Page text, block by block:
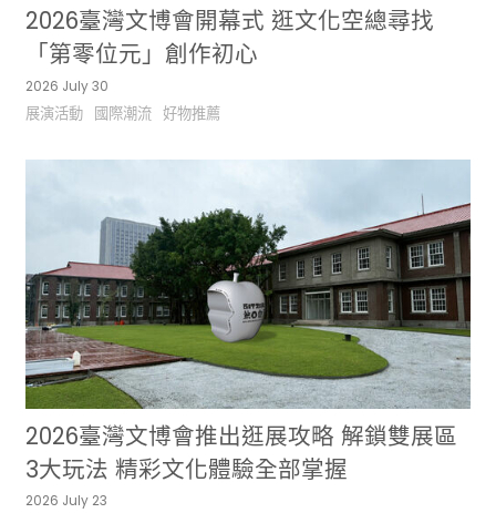
2026臺灣文博會開幕式 逛文化空總尋找
「第零位元」創作初心
2026 July 30
展演活動 國際潮流 好物推薦
2026臺灣文博會推出逛展攻略 解鎖雙展區
3大玩法 精彩文化體驗全部掌握
2026 July 23